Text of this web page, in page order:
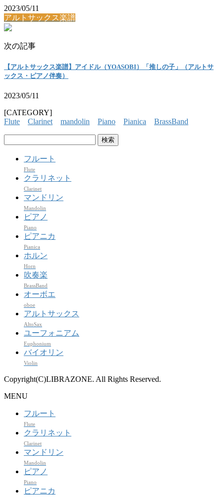
2023/05/11
アルトサックス楽譜
次の記事
【アルトサックス楽譜】アイドル（YOASOBI）「推しの子」（アルトサ
ックス・ピアノ伴奏）
2023/05/11
[CATEGORY]
Flute
Clarinet mandolin Piano Pianica
BrassBand
フルート
Flute
クラリネット
Clarinet
マンドリン
Mandolin
ピアノ
Piano
ピアニカ
Pianica
ホルン
Horn
吹奏楽
BrassBand
オーボエ
oboe
アルトサックス
AltoSax
ユーフォニアム
Euphonium
バイオリン
Violin
Copyright(C)LIBRAZONE. All Rights Reserved.
MENU
フルート
Flute
クラリネット
Clarinet
マンドリン
Mandolin
ピアノ
Piano
ピアニカ